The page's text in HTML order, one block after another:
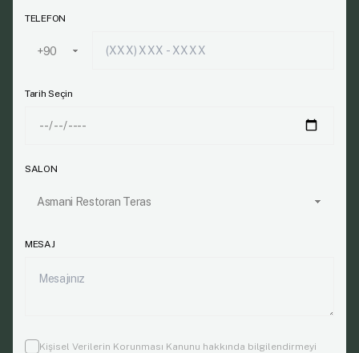
TELEFON
Tarih Seçin
SALON
MESAJ
Kişisel Verilerin Korunması Kanunu hakkında bilgilendirmeyi